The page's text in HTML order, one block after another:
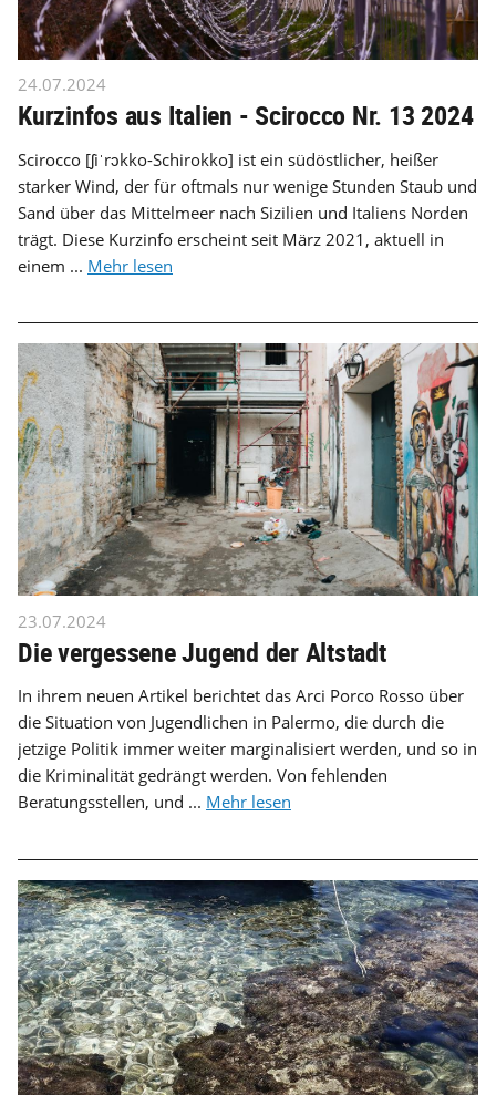
24.07.2024
Kurzinfos aus Italien - Scirocco Nr. 13 2024
Scirocco [ʃiˈrɔkko-Schirokko] ist ein südöstlicher, heißer
starker Wind, der für oftmals nur wenige Stunden Staub und
Sand über das Mittelmeer nach Sizilien und Italiens Norden
trägt. Diese Kurzinfo erscheint seit März 2021, aktuell in
einem ... Mehr lesen
23.07.2024
Die vergessene Jugend der Altstadt
In ihrem neuen Artikel berichtet das Arci Porco Rosso über
die Situation von Jugendlichen in Palermo, die durch die
jetzige Politik immer weiter marginalisiert werden, und so in
die Kriminalität gedrängt werden. Von fehlenden
Beratungsstellen, und ... Mehr lesen